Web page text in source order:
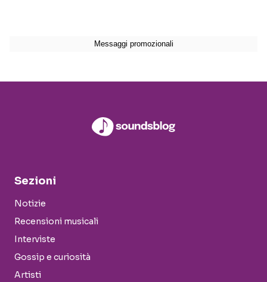
Sezioni
Notizie
Recensioni musicali
Interviste
Gossip e curiosità
Artisti